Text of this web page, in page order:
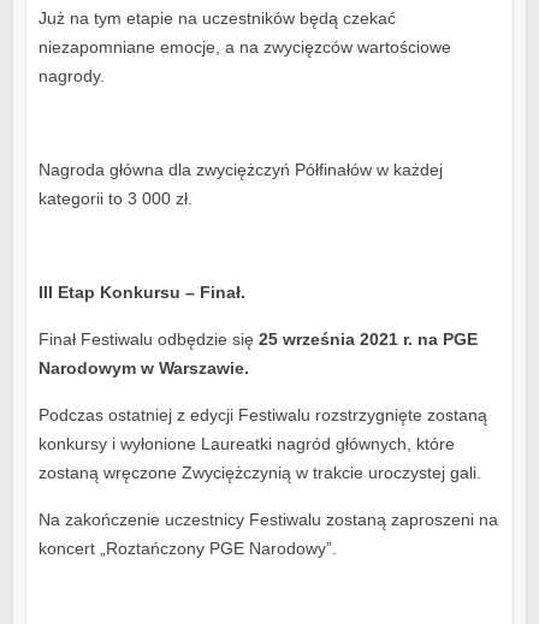
Już na tym etapie na uczestników będą czekać
niezapomniane emocje, a na zwycięzców wartościowe
nagrody.
Nagroda główna dla zwyciężczyń Półfinałów w każdej
kategorii to 3 000 zł.
III Etap Konkursu – Finał.
Finał Festiwalu odbędzie się 25 września 2021 r. na PGE
Narodowym w Warszawie.
Podczas ostatniej z edycji Festiwalu rozstrzygnięte zostaną
konkursy i wyłonione Laureatki nagród głównych, które
zostaną wręczone Zwyciężczynią w trakcie uroczystej gali.
Na zakończenie uczestnicy Festiwalu zostaną zaproszeni na
koncert „Roztańczony PGE Narodowy”.